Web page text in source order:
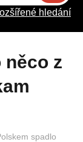
hledání
spadlo